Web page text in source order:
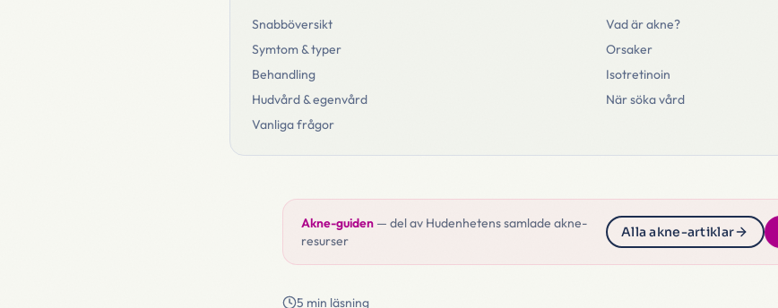
Snabböversikt
Vad är akne?
Symtom & typer
Orsaker
Behandling
Isotretinoin
Hudvård & egenvård
När söka vård
Vanliga frågor
Akne-guiden— del av Hudenhetens samlade akne-
resurser
Alla akne-artiklar
5 min läsning